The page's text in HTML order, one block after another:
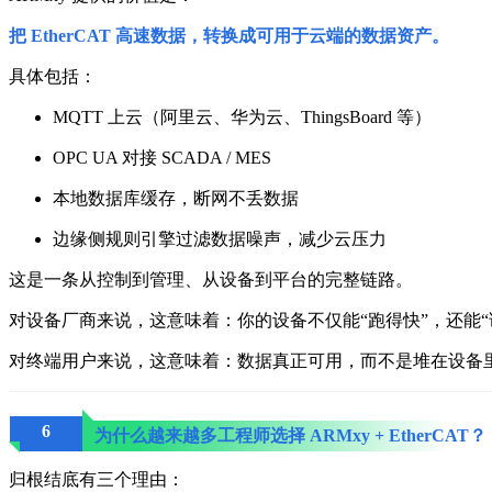
把 EtherCAT 高速数据，转换成可用于云端的数据资产。
具体包括：
MQTT 上云（阿里云、华为云、ThingsBoard 等）
OPC UA 对接 SCADA / MES
本地数据库缓存，断网不丢数据
边缘侧规则引擎过滤数据噪声，减少云压力
这是一条从控制到管理、从设备到平台的完整链路。
对设备厂商来说，这意味着： 你的设备不仅能“跑得快”，还能“
对终端用户来说，这意味着： 数据真正可用，而不是堆在设备
6 为什么越来越多工程师选择 ARMxy + EtherCAT？
归根结底有三个理由：